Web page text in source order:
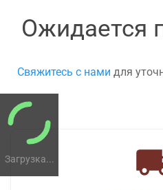
Загрузка...
Ожидается
Свяжитесь с нами для